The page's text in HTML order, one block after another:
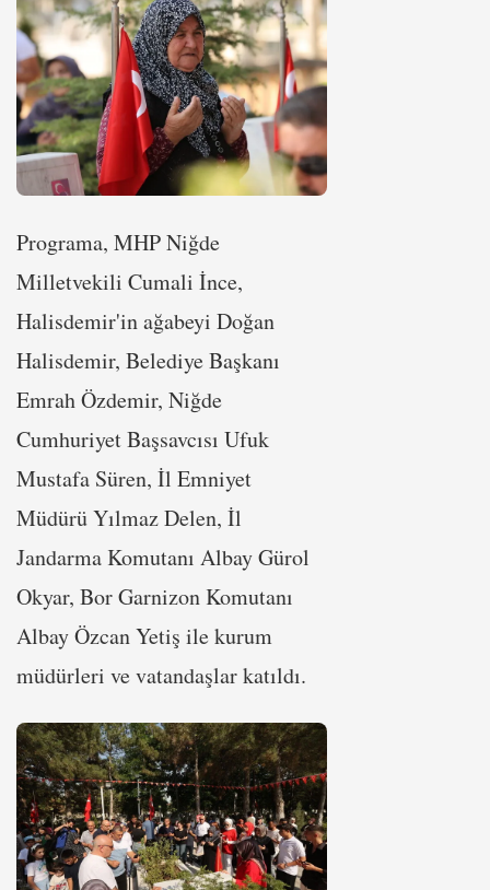
Programa, MHP Niğde
Milletvekili Cumali İnce,
Halisdemir'in ağabeyi Doğan
Halisdemir, Belediye Başkanı
Emrah Özdemir, Niğde
Cumhuriyet Başsavcısı Ufuk
Mustafa Süren, İl Emniyet
Müdürü Yılmaz Delen, İl
Jandarma Komutanı Albay Gürol
Okyar, Bor Garnizon Komutanı
Albay Özcan Yetiş ile kurum
müdürleri ve vatandaşlar katıldı.